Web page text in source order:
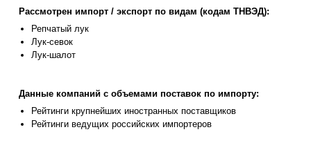
Рассмотрен импорт / экспорт по видам (кодам ТНВЭД):
Репчатый лук
Лук-севок
Лук-шалот
Данные компаний с объемами поставок по импорту:
Рейтинги крупнейших иностранных поставщиков
Рейтинги ведущих российских импортеров